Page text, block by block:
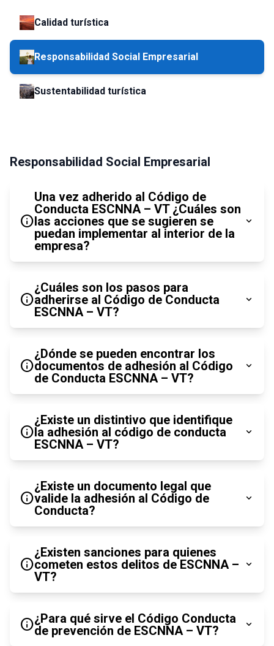
Calidad turística
Responsabilidad Social Empresarial
Sustentabilidad turística
Responsabilidad Social Empresarial
info
Una vez adherido al Código de
Conducta ESCNNA – VT ¿Cuáles son
las acciones que se sugieren se
puedan implementar al interior de la
empresa?
expand_more
info
¿Cuáles son los pasos para
adherirse al Código de Conducta
ESCNNA – VT?
expand_more
info
¿Dónde se pueden encontrar los
documentos de adhesión al Código
de Conducta ESCNNA – VT?
expand_more
info
¿Existe un distintivo que identifique
la adhesión al código de conducta
ESCNNA – VT?
expand_more
info
¿Existe un documento legal que
valide la adhesión al Código de
Conducta?
expand_more
info
¿Existen sanciones para quienes
cometen estos delitos de ESCNNA –
VT?
expand_more
info¿Para qué sirve el Código Conducta
de prevención de ESCNNA – VT?
expand_more